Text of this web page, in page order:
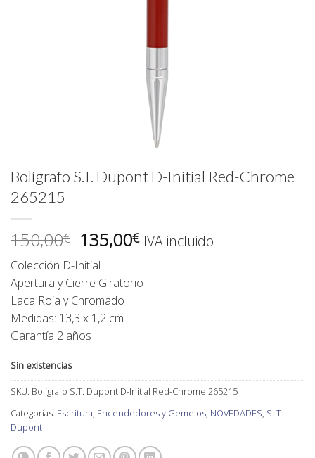
Bolígrafo S.T. Dupont D-Initial Red-Chrome
265215
150,00€ El
precio
original
era:
150,00€.
135,00€El
es:
IVA incluido
Colección D-Initial
Apertura y Cierre Giratorio
Laca Roja y Chromado
Medidas: 13,3 x 1,2 cm
Garantía 2 años
Sin existencias
SKU: Bolígrafo S.T. Dupont D-Initial Red-Chrome 265215
Categorías: Escritura, Encendedores y Gemelos NOVEDADES S. T.
Dupont